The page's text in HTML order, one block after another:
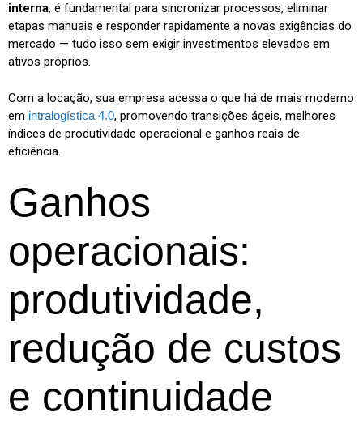
interna, é fundamental para sincronizar processos, eliminar
etapas manuais e responder rapidamente a novas exigências do
mercado — tudo isso sem exigir investimentos elevados em
ativos próprios.
Com a locação, sua empresa acessa o que há de mais moderno
em intralogística 4.0, promovendo transições ágeis, melhores
índices de produtividade operacional e ganhos reais de
eficiência.
Ganhos
operacionais:
produtividade,
redução de custos
e continuidade